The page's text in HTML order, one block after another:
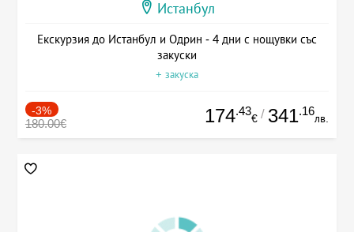
Истанбул
Екскурзия до Истанбул и Одрин - 4 дни с нощувки със
закуски
+ закуска
-3%
180.00€ 174.43
€ / 341.16
лв.